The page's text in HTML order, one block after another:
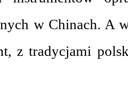
w Chinach. A
z tradycjami